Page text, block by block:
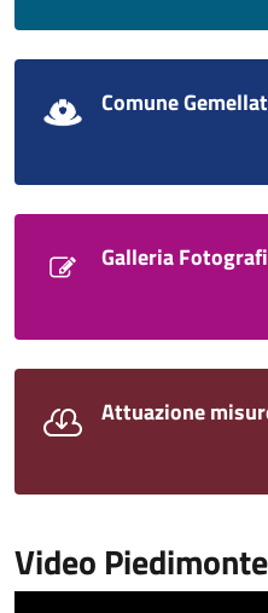
Comune
Galleria
Attuazione
Video